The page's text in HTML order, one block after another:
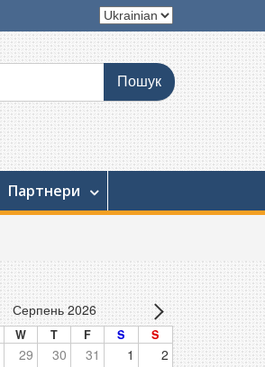
Вибрати
мову
Партнери
Серпень 2026
W T F S S
29 30 31 1 2